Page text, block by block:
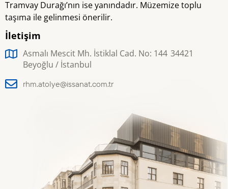
sona erer.
Ramazan ve
Kurban
bayramlarının
ilk günü ile
Ziy
Ul
nci
ve
65
Ya
ş
Üs
tü
Tramvay Durağı’nın ise yanındadır. Müzemize toplu
taşıma ile gelinmesi önerilir.
İletişim
Asmalı Mescit Mh. İstiklal Cad. No: 144 34421
Beyoğlu / İstanbul
rhm.atolye@issanat.com.tr